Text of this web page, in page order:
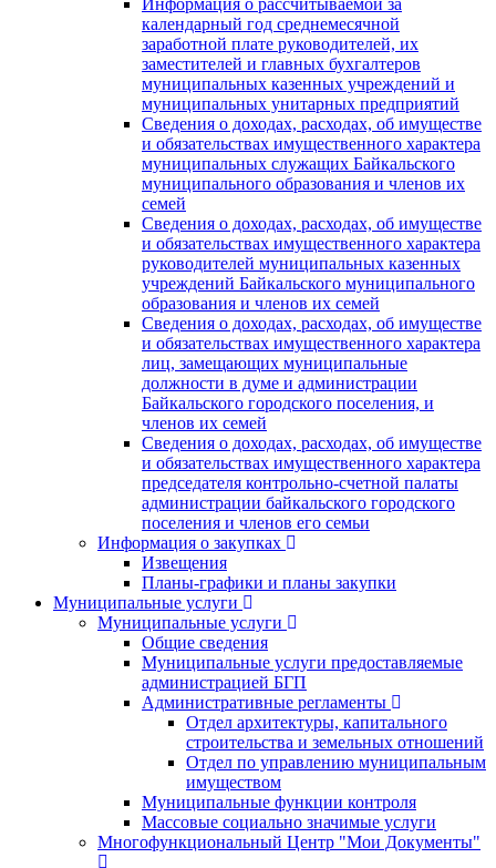
календарный год среднемесячной
заработной плате руководителей, их
заместителей и главных бухгалтеров
муниципальных казенных учреждений и
муниципальных унитарных предприятий
Сведения о доходах, расходах, об имуществе
и обязательствах имущественного характера
муниципальных служащих Байкальского
муниципального образования и членов их
семей
Сведения о доходах, расходах, об имуществе
и обязательствах имущественного характера
руководителей муниципальных казенных
учреждений Байкальского муниципального
образования и членов их семей
Сведения о доходах, расходах, об имуществе
и обязательствах имущественного характера
лиц, замещающих муниципальные
должности в думе и администрации
Байкальского городского поселения, и
членов их семей
Сведения о доходах, расходах, об имуществе
и обязательствах имущественного характера
председателя контрольно-счетной палаты
администрации байкальского городского
поселения и членов его семьи
Информация о закупках
Извещения
Планы-графики и планы закупки
Муниципальные услуги
Муниципальные услуги
Общие сведения
Муниципальные услуги предоставляемые
администрацией БГП
Административные регламенты
Отдел архитектуры, капитального
строительства и земельных отношений
Отдел по управлению муниципальным
имуществом
Муниципальные функции контроля
Массовые социально значимые услуги
Многофункциональный Центр "Мои Документы"